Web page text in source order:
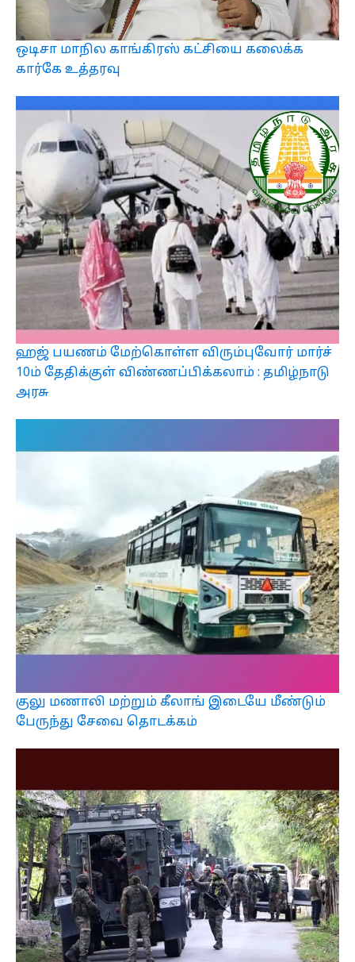
ஒடிசா மாநில காங்கிரஸ் கட்சியை கலைக்க
கார்கே உத்தரவு
ஹஜ் பயணம் மேற்கொள்ள விரும்புவோர் மார்ச்
10ம் தேதிக்குள் விண்ணப்பிக்கலாம் : தமிழ்நாடு
அரசு
குலு மணாலி மற்றும் கீலாங் இடையே மீண்டும்
பேருந்து சேவை தொடக்கம்